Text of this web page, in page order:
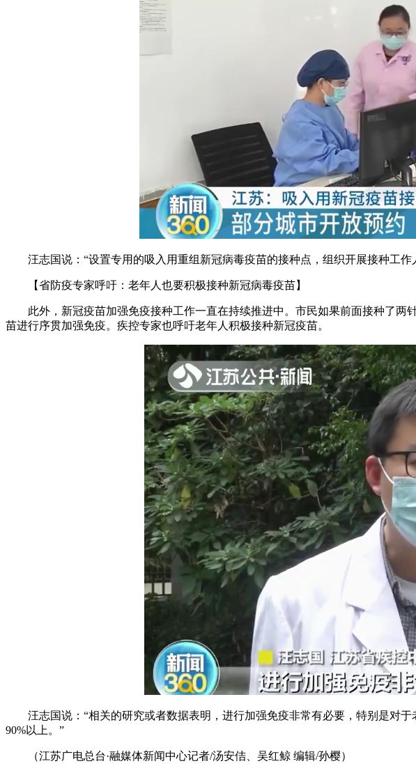
汪志国说：“设置专用的吸入用重组新冠病毒疫苗的接种点，组织开展接种工作
【省防疫专家呼吁：老年人也要积极接种新冠病毒疫苗】
此外，新冠疫苗加强免疫接种工作一直在持续推进中。市民如果前面接种了两
苗进行序贯加强免疫。疾控专家也呼吁老年人积极接种新冠疫苗。
汪志国说：“相关的研究或者数据表明，进行加强免疫非常有必要，特别是对于
90%以上。”
（江苏广电总台·融媒体新闻中心记者/汤安佶、吴红鲸 编辑/孙樱）